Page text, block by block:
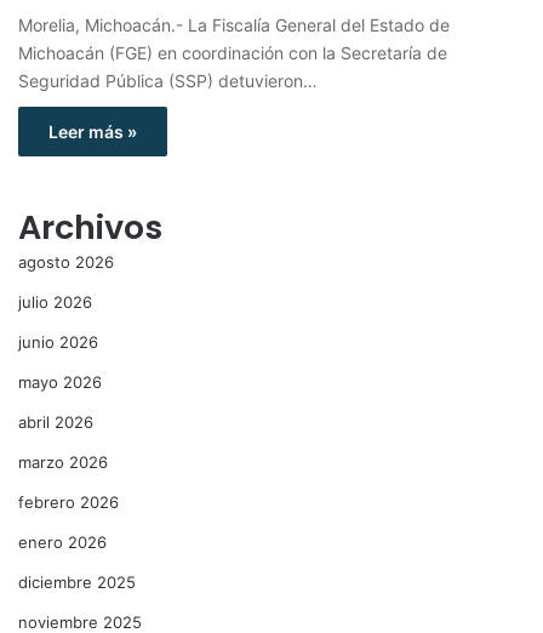
Morelia, Michoacán.- La Fiscalía General del Estado de
Michoacán (FGE) en coordinación con la Secretaría de
Seguridad Pública (SSP) detuvieron…
Leer más »
Archivos
agosto 2026
julio 2026
junio 2026
mayo 2026
abril 2026
marzo 2026
febrero 2026
enero 2026
diciembre 2025
noviembre 2025